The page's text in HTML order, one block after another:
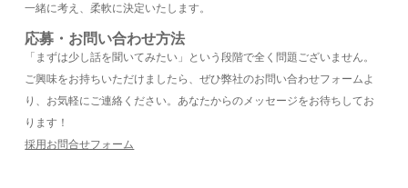
一緒に考え、柔軟に決定いたします。
応募・お問い合わせ方法
「まずは少し話を聞いてみたい」という段階で全く問題ございません。
ご興味をお持ちいただけましたら、ぜひ弊社のお問い合わせフォームよ
り、お気軽にご連絡ください。あなたからのメッセージをお待ちしてお
ります！
採用お問合せフォーム